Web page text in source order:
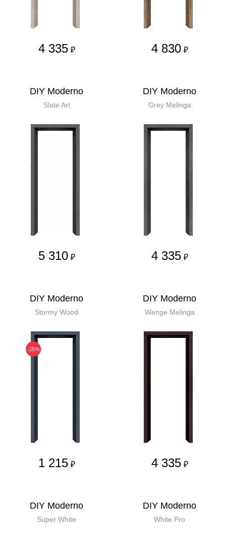
4 335 ₽ 4 830 ₽
DIY Moderno
Slate Art
5 310 ₽
DIY Moderno
Grey Melinga
4 335 ₽
DIY Moderno
Stormy Wood
-25%
1 215 ₽
DIY Moderno
Wenge Melinga
4 335 ₽
DIY Moderno
Super White
DIY Moderno
White Pro